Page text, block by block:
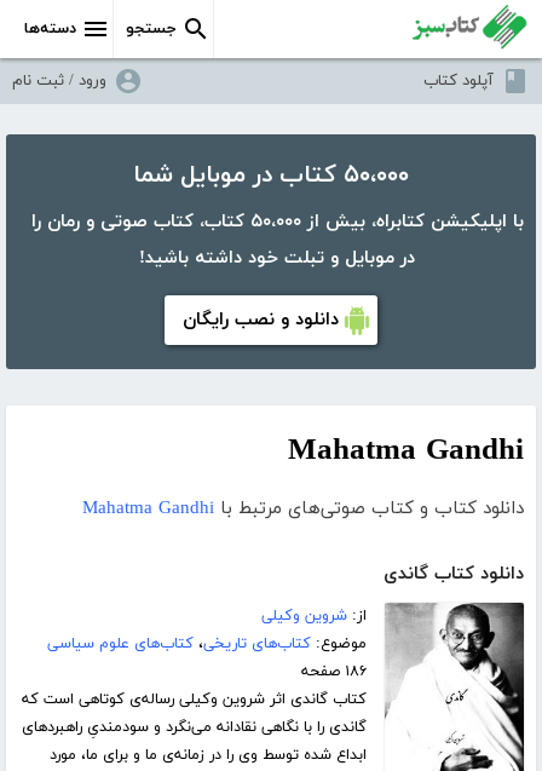
دسته‌ها جستجو
آپلود کتاب ورود / ثبت نام
۵۰،۰۰۰ کتاب در موبایل شما
با اپلیکیشن کتابراه، بیش از ۵۰،۰۰۰ کتاب، کتاب صوتی و رمان را
در موبایل و تبلت خود داشته باشید!
دانلود و نصب رایگان
Mahatma Gandhi
دانلود کتاب و کتاب صوتی‌های مرتبط با Mahatma Gandhi
دانلود کتاب گاندی
از:شروین وکیلی
موضوع:کتاب‌های تاریخی،کتاب‌های علوم سیاسی
۱۸۶ صفحه
کتاب گاندی اثر شروین وکیلی رساله‌ی کوتاهی است که
گاندی را با نگاهی نقادانه می‌نگرد و سودمندیِ راهبردهای
ابداع شده توسط وی را در زمانه‌ی ما و برای ما، مورد